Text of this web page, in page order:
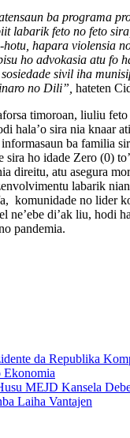
ba programa
labarik feto no feto
hapara violensia
ho advokasia atu fo
sivil iha
no Dili”, hateten
timoroan, liuliu feto
hala’o sira nia knaar
ba familia
sira ho idade Zero (0)
direitu, atu asegura
labarik
komunidade no lider
ne’ebe di’ak liu, hodi
pandemia.
da Republika
Ekonomia
MEJD Kansela
Laiha Vantajen